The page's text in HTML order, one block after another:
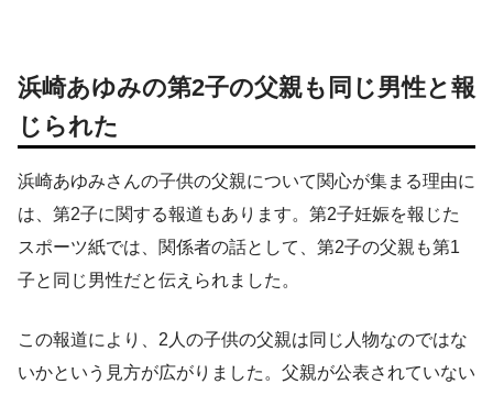
浜崎あゆみの第2子の父親も同じ男性と報
じられた
浜崎あゆみさんの子供の父親について関心が集まる理由に
は、第2子に関する報道もあります。第2子妊娠を報じた
スポーツ紙では、関係者の話として、第2子の父親も第1
子と同じ男性だと伝えられました。
この報道により、2人の子供の父親は同じ人物なのではな
いかという見方が広がりました。父親が公表されていない